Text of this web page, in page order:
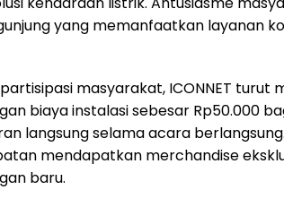
yang memanfaatkan layanan
masyarakat, ICONNET turut
biaya instalasi sebesar Rp50.000
langsung selama acara
mendapatkan merchandise
baru.